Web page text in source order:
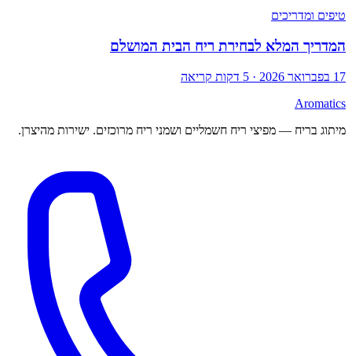
טיפים ומדריכים
המדריך המלא לבחירת ריח הבית המושלם
17 בפברואר 2026 ·
5 דקות קריאה
Aromatics
מיתוג בריח — מפיצי ריח חשמליים ושמני ריח מרוכזים. ישירות מהיצרן.